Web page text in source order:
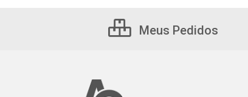
Meus Pedidos